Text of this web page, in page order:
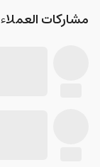
مشاركات العملاء